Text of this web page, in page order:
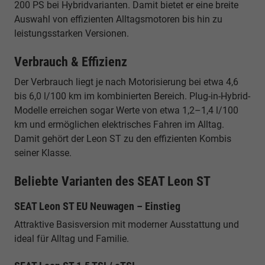
200 PS bei Hybridvarianten. Damit bietet er eine breite
Auswahl von effizienten Alltagsmotoren bis hin zu
leistungsstarken Versionen.
Verbrauch & Effizienz
Der Verbrauch liegt je nach Motorisierung bei etwa 4,6
bis 6,0 l/100 km im kombinierten Bereich. Plug-in-Hybrid-
Modelle erreichen sogar Werte von etwa 1,2–1,4 l/100
km und ermöglichen elektrisches Fahren im Alltag.
Damit gehört der Leon ST zu den effizienten Kombis
seiner Klasse.
Beliebte Varianten des SEAT Leon ST
SEAT Leon ST EU Neuwagen – Einstieg
Attraktive Basisversion mit moderner Ausstattung und
ideal für Alltag und Familie.